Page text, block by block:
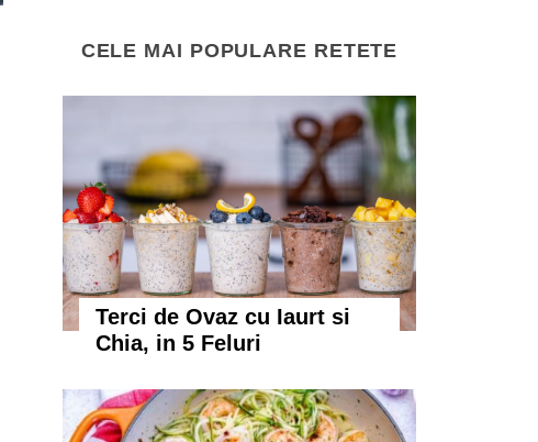
CELE MAI POPULARE RETETE
Terci de Ovaz cu Iaurt si
Chia, in 5 Feluri